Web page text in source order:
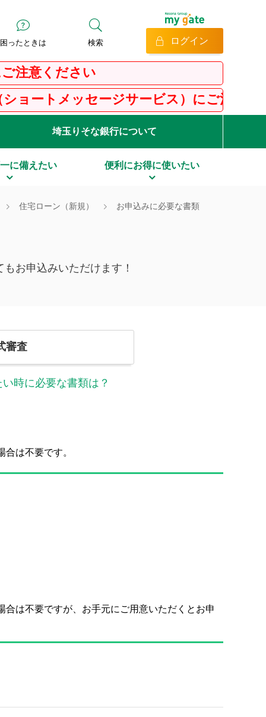
困ったときは 検索 ログイン
さい
ージサービス）にご注意ください
埼玉りそな銀行について
に備えたい 便利にお得に使いたい
住宅ローン（新規） お申込みに必要な書類
お申込みいただけます！
審査
時に必要な書類は？
は不要です。
合は不要ですが、お手元にご用意いただくとお申